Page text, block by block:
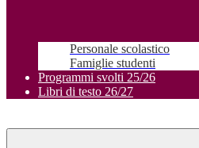
Personale scolastico
Famiglie studenti
Programmi svolti 25/26
Libri di testo 26/27